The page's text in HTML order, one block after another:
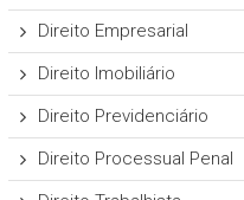
Direito Empresarial
Direito Imobiliário
Direito Previdenciário
Direito Processual Penal